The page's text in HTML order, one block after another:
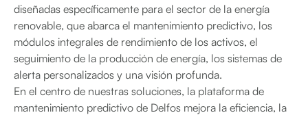
diseñadas específicamente para el sector de la energía
renovable, que abarca el mantenimiento predictivo, los
módulos integrales de rendimiento de los activos, el
seguimiento de la producción de energía, los sistemas de
alerta personalizados y una visión profunda.
En el centro de nuestras soluciones, la plataforma de
mantenimiento predictivo de Delfos mejora la eficiencia, la